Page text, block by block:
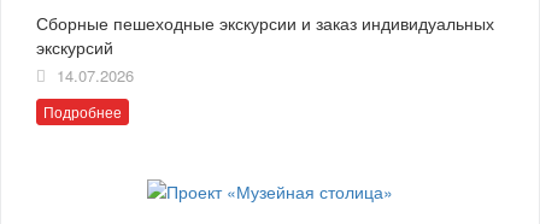
Сборные пешеходные экскурсии и заказ индивидуальных
экскурсий
14.07.2026
Подробнее